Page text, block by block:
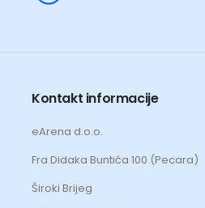
Kontakt informacije
eArena d.o.o.
Fra Didaka Buntića 100 (Pecara)
Široki Brijeg